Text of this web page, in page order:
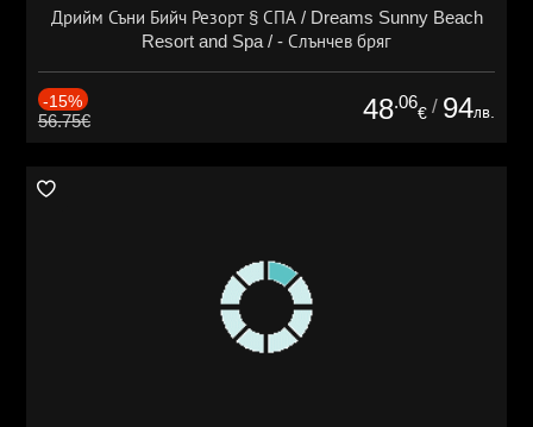
Дрийм Съни Бийч Резорт § СПА / Dreams Sunny Beach
Resort and Spa / - Слънчев бряг
-15%
56.75€ 48.06
€ / 94лв.